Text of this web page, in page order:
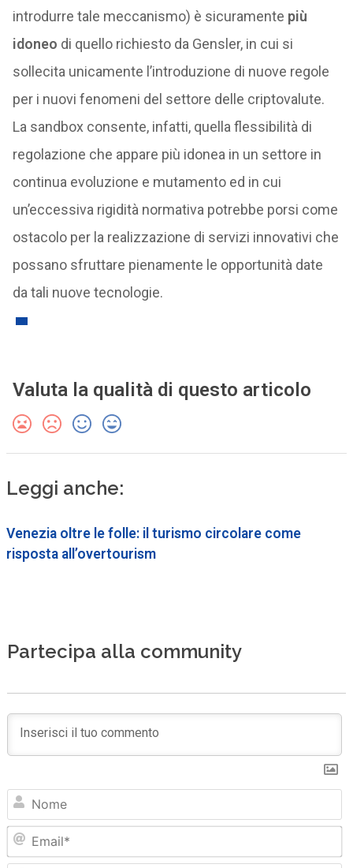
introdurre tale meccanismo) è sicuramente più
idoneo di quello richiesto da Gensler, in cui si
sollecita unicamente l’introduzione di nuove regole
per i nuovi fenomeni del settore delle criptovalute.
La sandbox consente, infatti, quella flessibilità di
regolazione che appare più idonea in un settore in
continua evoluzione e mutamento ed in cui
un’eccessiva rigidità normativa potrebbe porsi come
ostacolo per la realizzazione di servizi innovativi che
possano sfruttare pienamente le opportunità date
da tali nuove tecnologie.
Valuta la qualità di questo articolo
Leggi anche:
Venezia oltre le folle: il turismo circolare come
risposta all’overtourism
Partecipa alla community